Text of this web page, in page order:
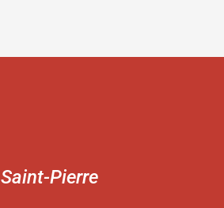
Saint-Pierre